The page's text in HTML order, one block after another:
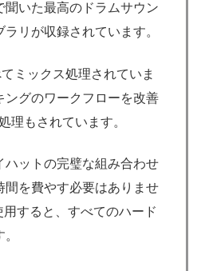
聞いた最高のドラムサウン
リが収録されています。
ミックス処理されていま
ングのワークフローを改善
理もされています。
ハットの完璧な組み合わせ
間を費やす必要はありませ
すると、すべてのハード